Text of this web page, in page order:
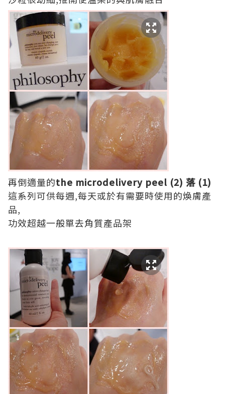
再倒適量的the microdelivery peel (2) 落 (1)
這系列可供每週,每天或於有需要時使用的煥膚產
品,
功效超越一般單去角質產品架